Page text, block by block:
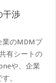
干渉
業のMDMプ
有シートの
や、企業
。